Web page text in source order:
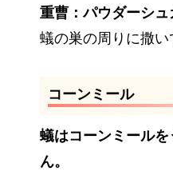
重曹：パウダーシ
蟻の巣の周りに撒い
コーンミール
蟻はコーンミール
ん。